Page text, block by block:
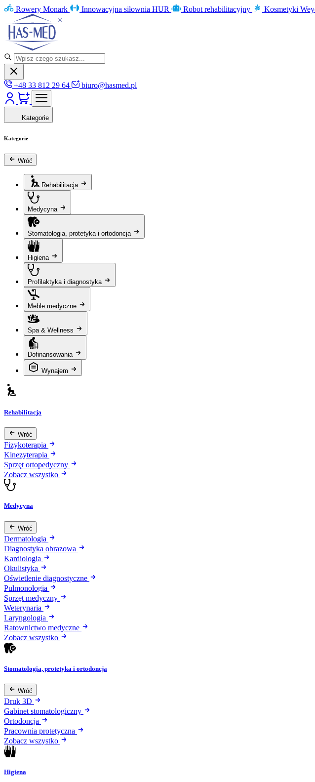
Rowery Monark Innowacyjna siłownia HUR Robot rehabilitacyjny Kosmetyki
+48 33 812 29 64 biuro@hasmed.pl
Kategorie
Kategorie
Wróć
Rehabilitacja
Medycyna
Stomatologia, protetyka i ortodoncja
Higiena
Profilaktyka i diagnostyka
Meble medyczne
Spa & Wellness
Dofinansowania
Wynajem
Rehabilitacja
Wróć
Fizykoterapia
Kinezyterapia
Sprzęt ortopedyczny
Zobacz wszystko
Medycyna
Wróć
Dermatologia
Diagnostyka obrazowa
Kardiologia
Okulistyka
Oświetlenie diagnostyczne
Pulmonologia
Sprzęt medyczny
Weterynaria
Laryngologia
Ratownictwo medyczne
Zobacz wszystko
Stomatologia, protetyka i ortodoncja
Wróć
Druk 3D
Gabinet stomatologiczny
Ortodoncja
Pracownia protetyczna
Zobacz wszystko
Higiena